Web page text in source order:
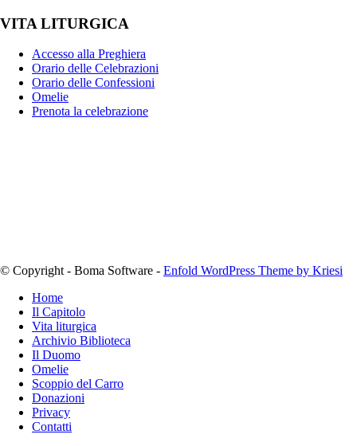
VITA LITURGICA
Accesso alla Preghiera
Orario delle Celebrazioni
Orario delle Confessioni
Omelie
Prenota la celebrazione
© Copyright - Boma Software - Enfold WordPress Theme by Kriesi
Home
Il Capitolo
Vita liturgica
Archivio Biblioteca
Il Duomo
Omelie
Scoppio del Carro
Donazioni
Privacy
Contatti